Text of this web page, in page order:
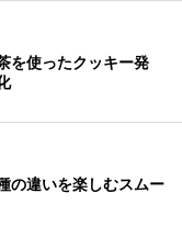
を使ったクッキー発
違いを楽しむスムー